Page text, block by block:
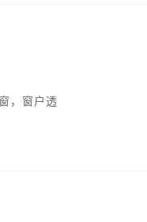
，窗户透